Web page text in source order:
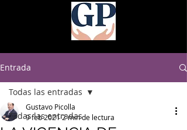
Entrada
Todas las entradas
Todas las entradas
Gustavo Picolla
9 feb 20212 min de lectura